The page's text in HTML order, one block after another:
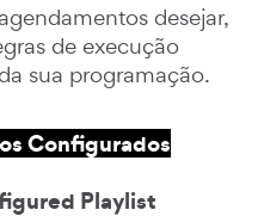
desejar,
de execução
sua programação.
Configurados
Playlist